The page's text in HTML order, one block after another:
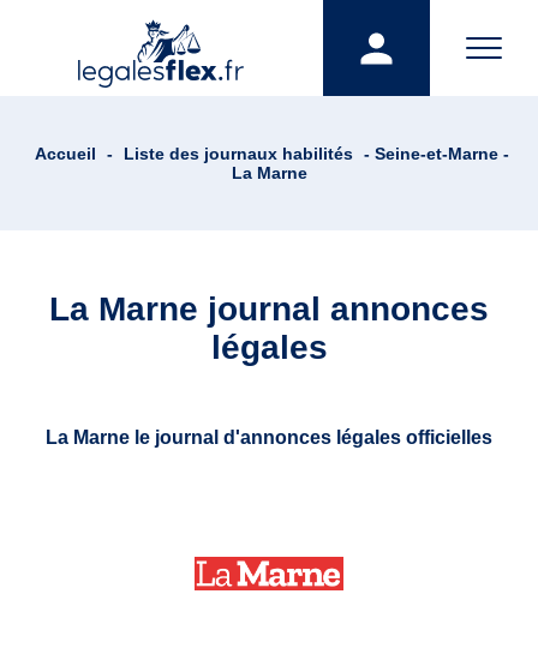
Accueil - Liste des journaux habilités - Seine-et-Marne -
La Marne
La Marne journal annonces
légales
La Marne le journal d'annonces légales officielles